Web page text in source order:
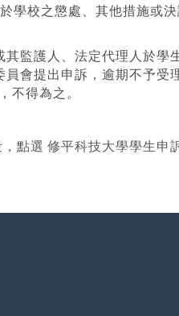
學校之懲處、其他措施或
監護人、法定代理人於學
會提出申訴，逾期不予受
不得為之。
點選 修平科技大學學生申